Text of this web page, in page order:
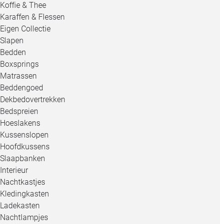
Koffie & Thee
Karaffen & Flessen
Eigen Collectie
Slapen
Bedden
Boxsprings
Matrassen
Beddengoed
Dekbedovertrekken
Bedspreien
Hoeslakens
Kussenslopen
Hoofdkussens
Slaapbanken
Interieur
Nachtkastjes
Kledingkasten
Ladekasten
Nachtlampjes